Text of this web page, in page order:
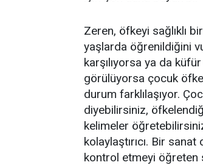
Zeren, öfkeyi sağlıklı
yaşlarda öğrenildiğini
karşılıyorsa ya da
görülüyorsa çocuk
durum farklılaşıyor.
diyebilirsiniz,
kelimeler
kolaylaştırıcı. Bir
kontrol etmeyi öğreten